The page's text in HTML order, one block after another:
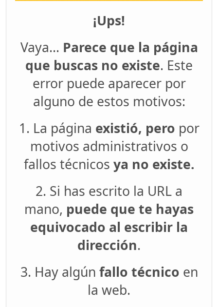
¡Ups!
Vaya... Parece que la página
que buscas no existe. Este
error puede aparecer por
alguno de estos motivos:
1. La página existió, pero por
motivos administrativos o
fallos técnicos ya no existe.
2. Si has escrito la URL a
mano, puede que te hayas
equivocado al escribir la
dirección.
3. Hay algún fallo técnico en
la web.